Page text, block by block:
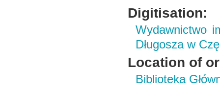
Digitisation:
Wydawnictwo
Długosza w
Location of
Biblioteka